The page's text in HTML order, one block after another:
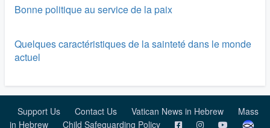
Bonne politique au service de la paix
Quelques caractéristiques de la sainteté dans le monde
actuel
Support Us Contact Us Vatican News in Hebrew
Mass
in Hebrew
Child Safeguarding Policy